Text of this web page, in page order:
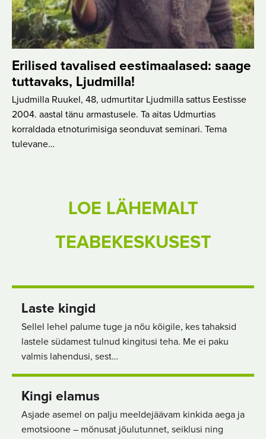
Erilised tavalised eestimaalased: saage
tuttavaks, Ljudmilla!
Ljudmilla Ruukel, 48, udmurtitar Ljudmilla sattus Eestisse
2004. aastal tänu armastusele. Ta aitas Udmurtias
korraldada etnoturimisiga seonduvat seminari. Tema
tulevane…
LOE LÄHEMALT
TEABEKESKUSEST
Laste kingid
Sellel lehel palume tuge ja nõu kõigile, kes tahaksid
lastele südamest tulnud kingitusi teha. Me ei paku
valmis lahendusi, sest…
Kingi elamus
Asjade asemel on palju meeldejäävam kinkida aega ja
emotsioone – mõnusat jõulutunnet, seiklusi ning